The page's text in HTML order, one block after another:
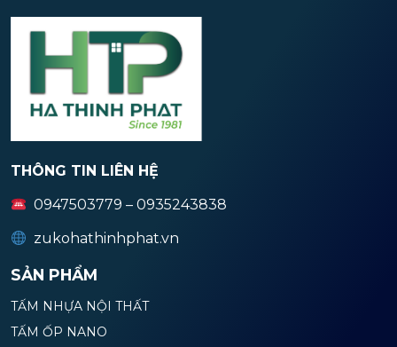
THÔNG TIN LIÊN HỆ
0947503779 – 0935243838
zukohathinhphat.vn
SẢN PHẨM
TẤM NHỰA NỘI THẤT
TẤM ỐP NANO